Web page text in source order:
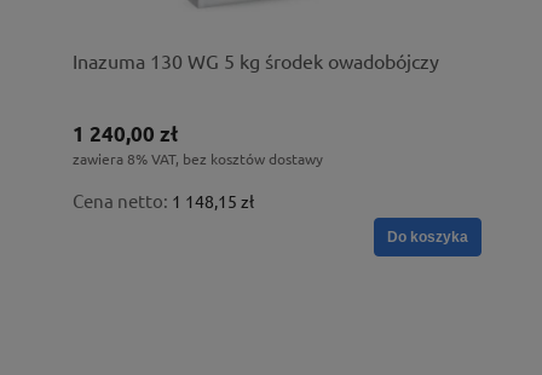
Inazuma 130 WG 5 kg środek owadobójczy
1 240,00 zł
zawiera 8% VAT, bez kosztów dostawy
Cena netto: 1 148,15 zł
Do koszyka